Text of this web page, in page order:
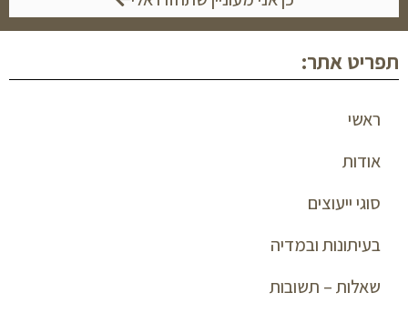
תפריט אתר:
ראשי
אודות
סוגי ייעוצים
בעיתונות ובמדיה
שאלות – תשובות